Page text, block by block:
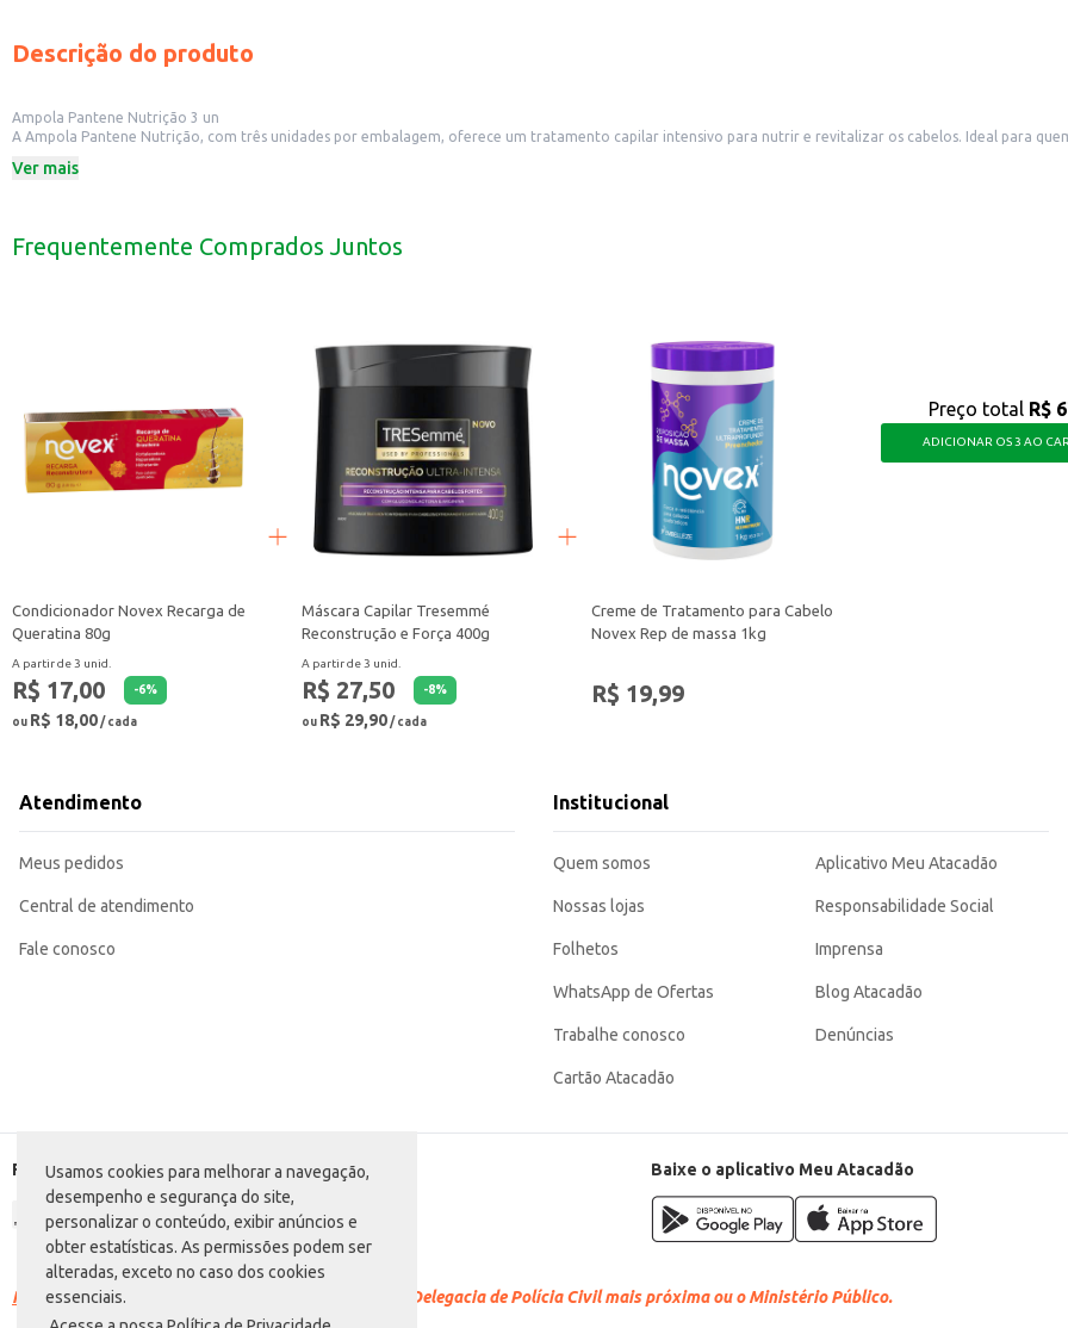
Usamos cookies para melhorar a navegação,
desempenho e segurança do site,
personalizar o conteúdo, exibir anúncios e
obter estatísticas. As permissões podem ser
alteradas, exceto no caso dos cookies
essenciais.
Descrição do produto
Ampola Pantene Nutrição 3 un
A Ampola Pantene Nutrição, com três unidades por embalagem, oferece um tratamento capilar intensivo para nutrir e revitalizar os cabelos. Ideal para
Dicas de Uso:
Pode ser utilizada em casa, como parte da sua rotina de cuidados capilares.
Ver mais
Frequentemente Comprados Juntos
Condicionador Novex Recarga de
Queratina 80g
A partir de 3 unid.
R$ 17,00 -6%
ou R$ 18,00/ cada
Máscara Capilar Tresemmé
Reconstrução e Força 400g
A partir de 3 unid.
R$ 27,50 -8%
ou R$ 29,90/ cada
Creme de Tratamento para Cabelo
Novex Rep de massa 1kg
R$ 19,99
Preço total R$
ADICIONAR OS 3 AO
Atendimento
Meus pedidos
Central de atendimento
Fale conosco
Institucional
Quem somos
Nossas lojas
Folhetos
WhatsApp de Ofertas
Trabalhe conosco
Cartão Atacadão
Aplicativo Meu Atacadão
Responsabilidade Social
Imprensa
Blog Atacadão
Denúncias
Formas de pagamento Baixe o aplicativo Meu Atacadão
Racismo é crime. Denuncie. Disque 100 ou procure a Delegacia de Polícia Civil mais próxima ou o Ministério Público.